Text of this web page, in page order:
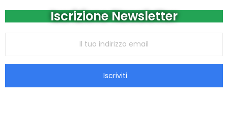
Iscrizione Newsletter
Iscriviti